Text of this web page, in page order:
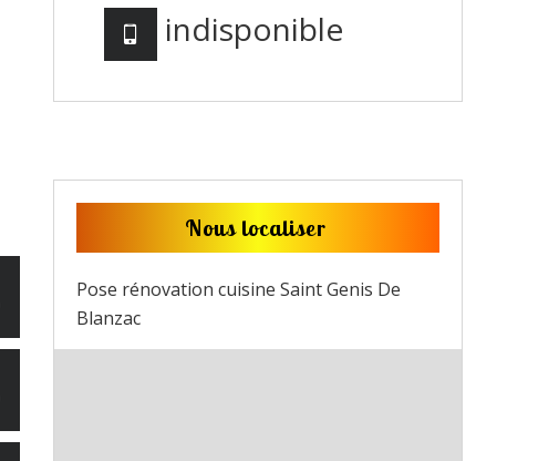
indisponible
Nous localiser
Pose rénovation cuisine Saint Genis De
Blanzac